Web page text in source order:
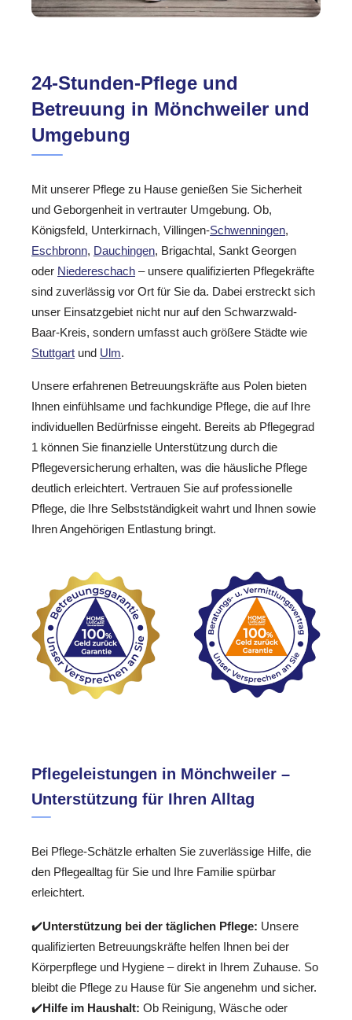
24-Stunden-Pflege und
Betreuung in Mönchweiler und
Umgebung
Mit unserer Pflege zu Hause genießen Sie Sicherheit
und Geborgenheit in vertrauter Umgebung. Ob,
Königsfeld, Unterkirnach, Villingen-Schwenningen,
Eschbronn, Dauchingen, Brigachtal, Sankt Georgen
oder Niedereschach – unsere qualifizierten Pflegekräfte
sind zuverlässig vor Ort für Sie da. Dabei erstreckt sich
unser Einsatzgebiet nicht nur auf den Schwarzwald-
Baar-Kreis, sondern umfasst auch größere Städte wie
Stuttgart und Ulm.
Unsere erfahrenen Betreuungskräfte aus Polen bieten
Ihnen einfühlsame und fachkundige Pflege, die auf Ihre
individuellen Bedürfnisse eingeht. Bereits ab Pflegegrad
1 können Sie finanzielle Unterstützung durch die
Pflegeversicherung erhalten, was die häusliche Pflege
deutlich erleichtert. Vertrauen Sie auf professionelle
Pflege, die Ihre Selbstständigkeit wahrt und Ihnen sowie
Ihren Angehörigen Entlastung bringt.
Pflegeleistungen in Mönchweiler –
Unterstützung für Ihren Alltag
Bei Pflege-Schätzle erhalten Sie zuverlässige Hilfe, die
den Pflegealltag für Sie und Ihre Familie spürbar
erleichtert.
✔️Unterstützung bei der täglichen Pflege: Unsere
qualifizierten Betreuungskräfte helfen Ihnen bei der
Körperpflege und Hygiene – direkt in Ihrem Zuhause. So
bleibt die Pflege zu Hause für Sie angenehm und sicher.
✔️Hilfe im Haushalt: Ob Reinigung, Wäsche oder